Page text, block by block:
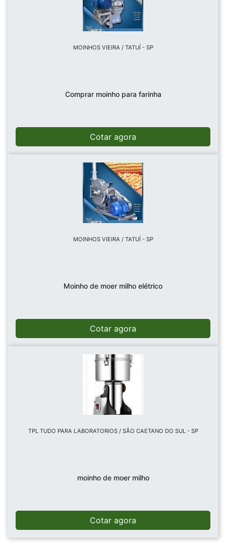
MOINHOS VIEIRA / TATUÍ - SP
Comprar moinho para farinha
Cotar agora
MOINHOS VIEIRA / TATUÍ - SP
Moinho de moer milho elétrico
Cotar agora
TPL TUDO PARA LABORATORIOS / SÃO CAETANO DO SUL - SP
moinho de moer milho
Cotar agora